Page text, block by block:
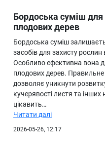
Ukraine
Про нас
Бордоська суміш для
плодових дерев
Бордоська суміш
засобів для захисту рослин
Особливо ефективна вона
плодових дерев.
дозволяє уникнути
кучерявості листя та
цікавить…
Читати далі
2026-05-26, 12:17